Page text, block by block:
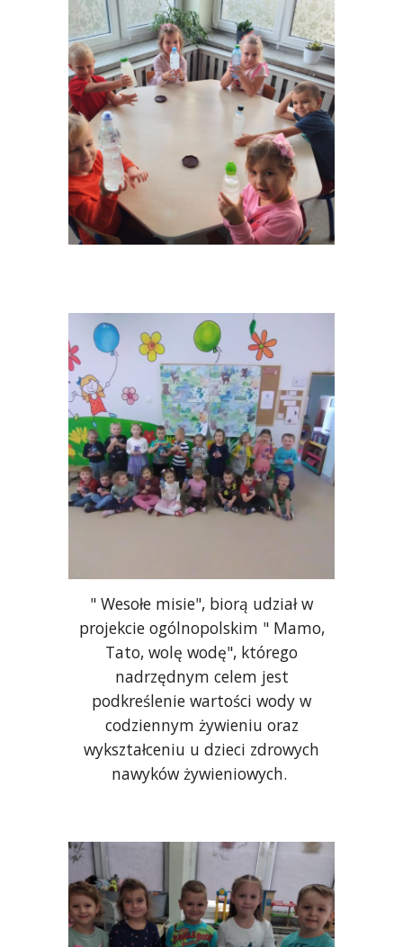
" Wesołe misie", biorą udział w
projekcie ogólnopolskim " Mamo,
Tato, wolę wodę", którego
nadrzędnym celem jest
podkreślenie wartości wody w
codziennym żywieniu oraz
wykształceniu u dzieci zdrowych
nawyków żywieniowych.